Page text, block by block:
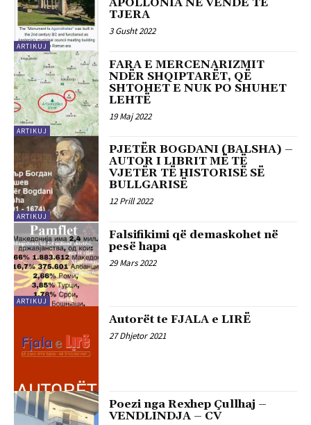
ARTIKUJ
APOLLONIA NË VENDE TË
TJERA
3 Gusht 2022
ARTIKUJ
FARA E MERCENARIZMIT
NDËR SHQIPTARËT, QË
SHTOHET E NUK PO SHUHET
LEHTË
19 Maj 2022
ARTIKUJ
PJETËR BOGDANI (BALSHA) –
AUTOR I LIBRIT MË TË
VJETËR TË HISTORISË SË
BULLGARISË
12 Prill 2022
ARTIKUJ
Falsifikimi që demaskohet në
pesë hapa
29 Mars 2022
Autorët te FJALA e LIRË
27 Dhjetor 2021
Poezi nga Rexhep Çullhaj –
VENDLINDJA – CV